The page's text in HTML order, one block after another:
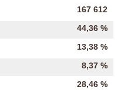
167 612
44,36 %
13,38 %
8,37 %
28,46 %